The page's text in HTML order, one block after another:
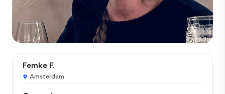
Femke F.
Amsterdam